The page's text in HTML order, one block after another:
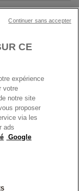
CE
expérience
votre
notre site
proposer
via les
ads
Google
Continuer sans accepter